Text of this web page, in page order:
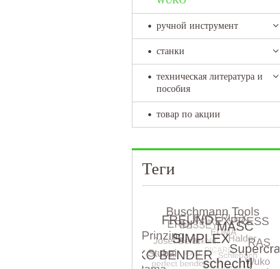
ручной инструмент
станки
техническая литература и
пособия
товар по акции
Теги